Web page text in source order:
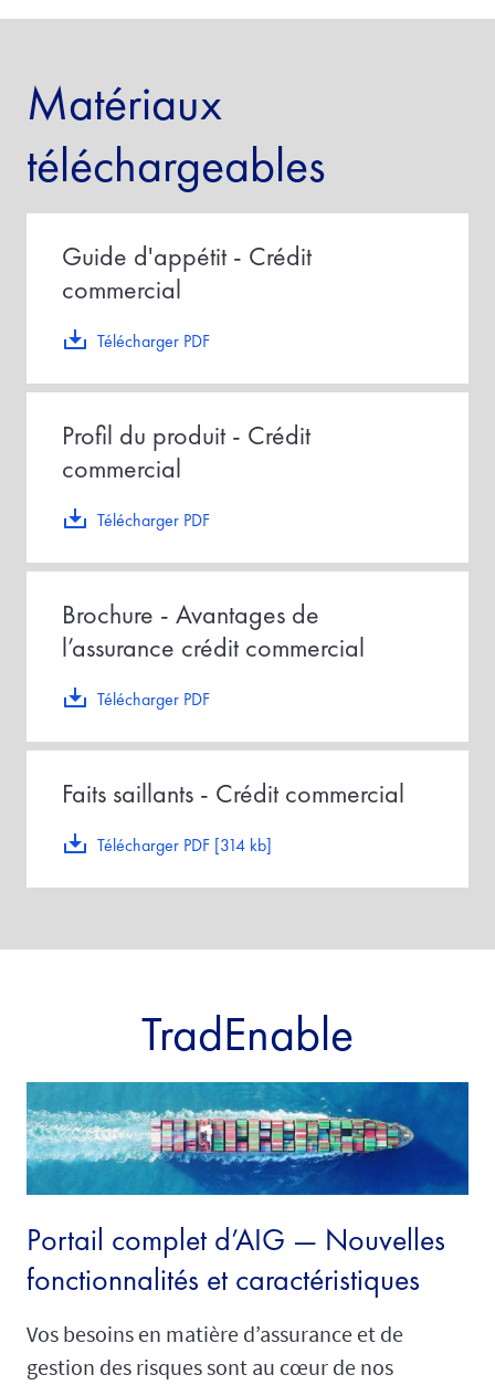
Matériaux
téléchargeables
Télécharger PDF
Guide d'appétit - Crédit
commercial
Télécharger PDF
Profil du produit - Crédit
commercial
Télécharger PDF
Brochure - Avantages de
l’assurance crédit commercial
Télécharger PDF [314 kb]
Faits saillants - Crédit commercial
TradEnable
Portail complet d’AIG — Nouvelles
fonctionnalités et caractéristiques
Vos besoins en matière d’assurance et de
gestion des risques sont au cœur de nos